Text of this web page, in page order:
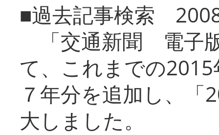
■過去記事検索
「交通新聞 電子
て、これまでの
７年分を追加し、「
大しまし